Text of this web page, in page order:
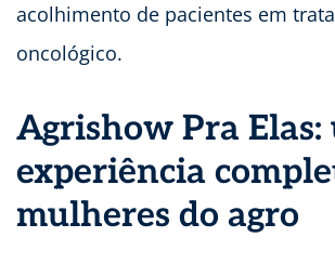
acolhimento de pacientes em
oncológico.
Agrishow Pra Elas:
experiência
mulheres do agro